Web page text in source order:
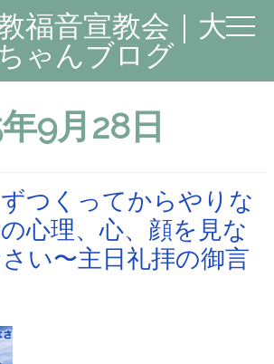
福音宣教会｜大
ゃんブログ
9月28日
つくってからやりな
心理、心、顔を見な
い〜主日礼拝の御言